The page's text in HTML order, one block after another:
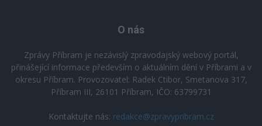
O nás
Zprávy Příbram je nezávislý zpravodajský webový portál,
přinášející informace především o aktuálním dění v Příbrami a v
okresu Příbram. Provozovatel: Radek Ctibor, Smetanova 317,
Příbram III, 26101 Příbram, IČO: 63799731
Kontaktujte nás: redakce@zpravypribram.cz